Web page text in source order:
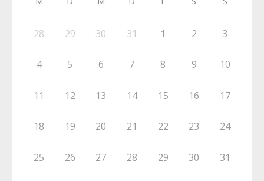
28 29 30 31 1 2 3
4 5 6 7 8 9 10
11 12 13 14 15 16 17
18 19 20 21 22 23 24
25 26 27 28 29 30 31